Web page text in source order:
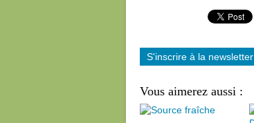
S'inscrire à la newsletter
Vous aimerez aussi :